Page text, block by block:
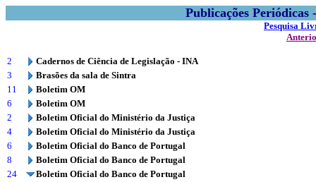
Publicações
Pesquisa
2
Cadernos de Ciência de Legislação - INA
3
Brasões da sala de Sintra
11
Boletim OM
6
Boletim OM
2
Boletim Oficial do Ministério da Justiça
4
Boletim Oficial do Ministério da Justiça
6
Boletim Oficial do Banco de Portugal
8
Boletim Oficial do Banco de Portugal
24
Boletim Oficial do Banco de Portugal